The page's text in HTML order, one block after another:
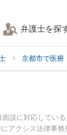
弁護士を探
京都市で医療
談に対応してい
クシス法律事